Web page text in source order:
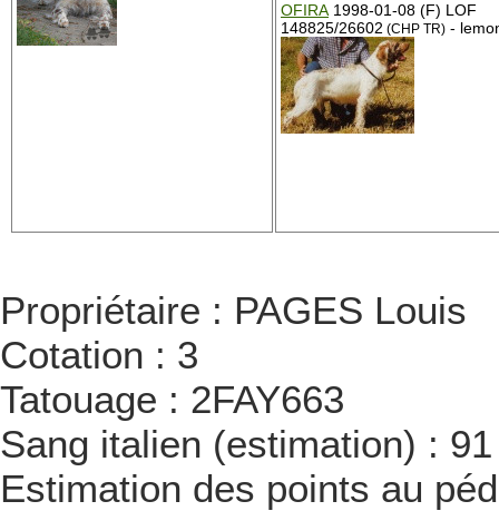
OFIRA 1998-01-08 (F) LOF
148825/26602 (CHP TR) -
Propriétaire : PAGES Louis
Cotation : 3
Tatouage : 2FAY663
Sang italien (estimation) :
Estimation des points au